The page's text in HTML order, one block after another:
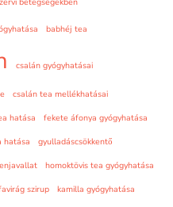
babhéj tea
csalán gyógyhatásai
csalán tea mellékhatásai
hatása
fekete áfonya gyógyhatása
hatása
gyulladáscsökkentő
homoktövis tea gyógyhatása
szirup
kamilla gyógyhatása